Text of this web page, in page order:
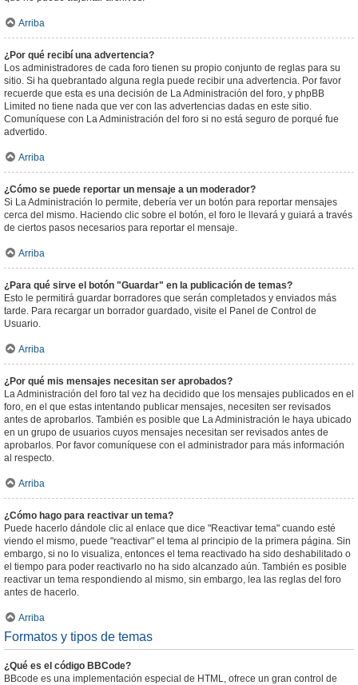
Arriba
¿Por qué recibí una advertencia?
Los administradores de cada foro tienen su propio conjunto de reglas para su
sitio. Si ha quebrantado alguna regla puede recibir una advertencia. Por favor
recuerde que esta es una decisión de La Administración del foro, y phpBB
Limited no tiene nada que ver con las advertencias dadas en este sitio.
Comuníquese con La Administración del foro si no está seguro de porqué fue
advertido.
Arriba
¿Cómo se puede reportar un mensaje a un moderador?
Si La Administración lo permite, debería ver un botón para reportar mensajes
cerca del mismo. Haciendo clic sobre el botón, el foro le llevará y guiará a través
de ciertos pasos necesarios para reportar el mensaje.
Arriba
¿Para qué sirve el botón "Guardar" en la publicación de temas?
Esto le permitirá guardar borradores que serán completados y enviados más
tarde. Para recargar un borrador guardado, visite el Panel de Control de
Usuario.
Arriba
¿Por qué mis mensajes necesitan ser aprobados?
La Administración del foro tal vez ha decidido que los mensajes publicados en el
foro, en el que estas intentando publicar mensajes, necesiten ser revisados
antes de aprobarlos. También es posible que La Administración le haya ubicado
en un grupo de usuarios cuyos mensajes necesitan ser revisados antes de
aprobarlos. Por favor comuníquese con el administrador para más información
al respecto.
Arriba
¿Cómo hago para reactivar un tema?
Puede hacerlo dándole clic al enlace que dice "Reactivar tema" cuando esté
viendo el mismo, puede "reactivar" el tema al principio de la primera página. Sin
embargo, si no lo visualiza, entonces el tema reactivado ha sido deshabilitado o
el tiempo para poder reactivarlo no ha sido alcanzado aún. También es posible
reactivar un tema respondiendo al mismo, sin embargo, lea las reglas del foro
antes de hacerlo.
Arriba
Formatos y tipos de temas
¿Qué es el código BBCode?
BBcode es una implementación especial de HTML, ofrece un gran control de